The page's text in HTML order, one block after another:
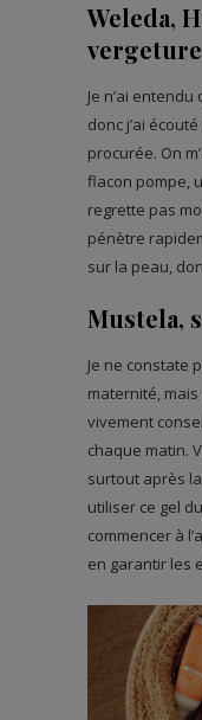
Weleda,
vergeture
Je n’ai
donc j’ai
procurée. On
flacon pompe,
regrette pas
pénètre
sur la peau,
Mustela,
Je ne constate
maternité, mais
vivement
chaque matin.
surtout après
utiliser ce gel
commencer à
en garantir les